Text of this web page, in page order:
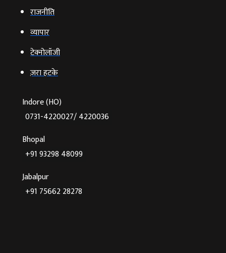
राजनीति
व्‍यापार
टेक्‍नोलॉजी
ज़रा हटके
Indore (HO)
0731-4220027/ 4220036
Bhopal
+91 93298 48099
Jabalpur
+91 75662 28278